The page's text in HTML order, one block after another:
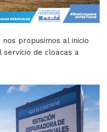
propusimos al inicio
de cloacas a